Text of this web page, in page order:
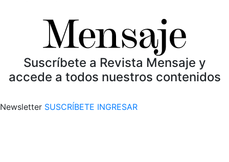
Suscríbete a Revista Mensaje y
accede a todos nuestros contenidos
Newsletter SUSCRÍBETE INGRESAR